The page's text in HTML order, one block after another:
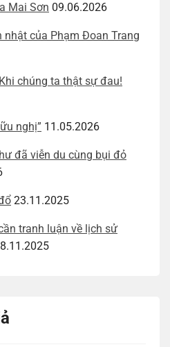
Mai Sơn 09.06.2026
nhật của Phạm Đoan Trang
chúng ta thật sự đau!
nghị” 11.05.2026
đã viễn du cùng bụi đỏ
23.11.2025
tranh luận về lịch sử